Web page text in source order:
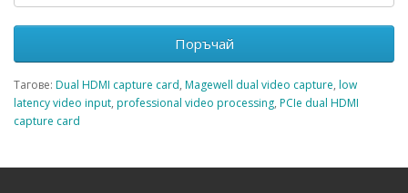
Поръчай
Тагове: Dual HDMI capture card, Magewell dual video capture, low
latency video input, professional video processing, PCIe dual HDMI
capture card